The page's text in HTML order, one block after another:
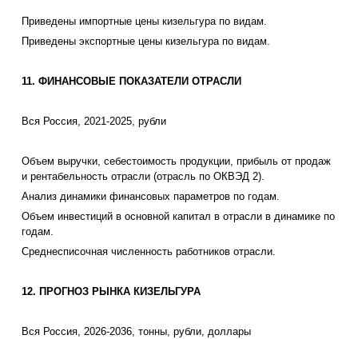
Приведены импортные цены кизельгура по видам.
Приведены экспортные цены кизельгура по видам.
11. ФИНАНСОВЫЕ ПОКАЗАТЕЛИ ОТРАСЛИ
Вся Россия, 2021-2025, рубли
Объем выручки, себестоимость продукции, прибыль от продаж
и рентабельность отрасли (отрасль по ОКВЭД 2).
Анализ динамики финансовых параметров по годам.
Объем инвестиций в основной капитал в отрасли в динамике по
годам.
Среднесписочная численность работников отрасли.
12. ПРОГНОЗ РЫНКА КИЗЕЛЬГУРА
Вся Россия, 2026-2036, тонны, рубли, доллары